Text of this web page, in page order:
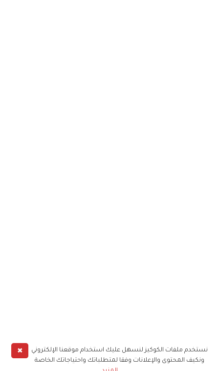
✖
نستخدم ملفات الكوكيز لنسهل عليك استخدام موقعنا الإلكتروني
ونكيف المحتوى والإعلانات وفقا لمتطلباتك واحتياجاتك الخاصة